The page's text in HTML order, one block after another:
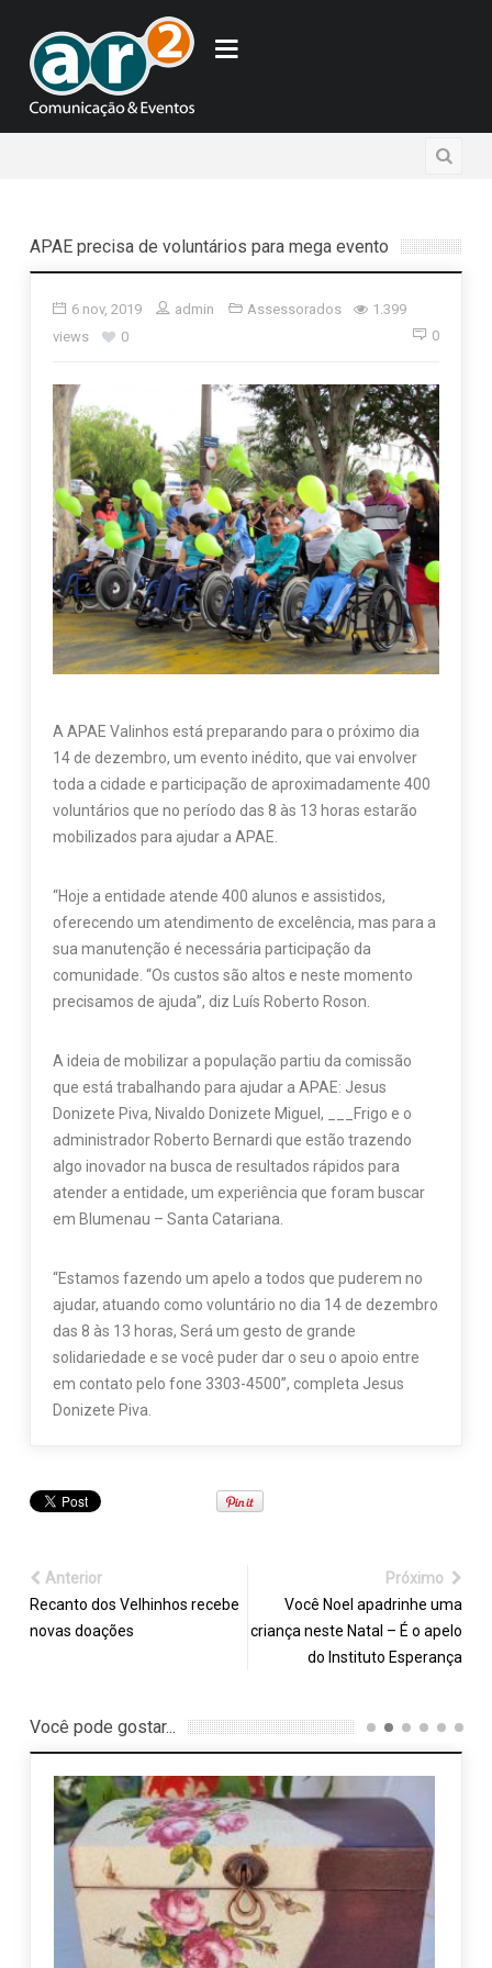
APAE precisa de voluntários para mega evento
6 nov, 2019 admin Assessorados
1.399
views
0 0
A APAE Valinhos está preparando para o próximo dia
14 de dezembro, um evento inédito, que vai envolver
toda a cidade e participação de aproximadamente 400
voluntários que no período das 8 às 13 horas estarão
mobilizados para ajudar a APAE.
“Hoje a entidade atende 400 alunos e assistidos,
oferecendo um atendimento de excelência, mas para a
sua manutenção é necessária participação da
comunidade. “Os custos são altos e neste momento
precisamos de ajuda”, diz Luís Roberto Roson.
A ideia de mobilizar a população partiu da comissão
que está trabalhando para ajudar a APAE: Jesus
Donizete Piva, Nivaldo Donizete Miguel, ___Frigo e o
administrador Roberto Bernardi que estão trazendo
algo inovador na busca de resultados rápidos para
atender a entidade, um experiência que foram buscar
em Blumenau – Santa Catariana.
“Estamos fazendo um apelo a todos que puderem no
ajudar, atuando como voluntário no dia 14 de dezembro
das 8 às 13 horas, Será um gesto de grande
solidariedade e se você puder dar o seu o apoio entre
em contato pelo fone 3303-4500”, completa Jesus
Donizete Piva.
Anterior
Recanto dos Velhinhos recebe
novas doações
Próximo
Você Noel apadrinhe uma
criança neste Natal – É o apelo
do Instituto Esperança
Você pode gostar...